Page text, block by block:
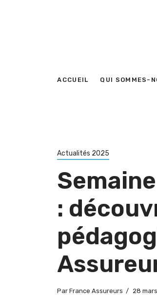
ACCUEIL QUI SOMMES-
Actualités 2025
:
Par France Assureurs 28